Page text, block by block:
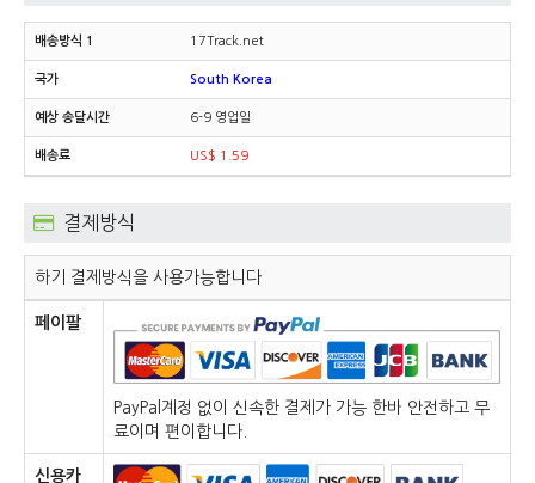
17Track.net
South Korea
6-9 영업일
US$ 1.59
결제방식
하기 결제방식을 사용가능합니다
페이팔
PayPal계정 없이 신속한 결제가 가능 한바 안전하고 무
료이며 편이합니다.
신용카